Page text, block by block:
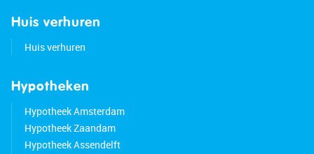
Huis verhuren
Huis verhuren
Hypotheken
Hypotheek Amsterdam
Hypotheek Zaandam
Hypotheek Assendelft